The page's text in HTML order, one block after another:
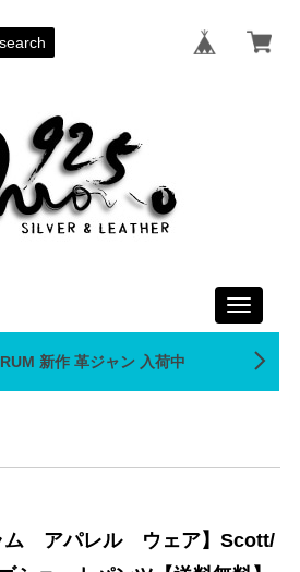
search
Toggle
新作 革ジャン 入荷中
ム アパレル ウェア】Scott/